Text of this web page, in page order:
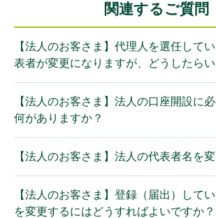
関連するご質問
【法人のお客さま】代理人を選任して
表者が変更になりますが、どうしたら
【法人のお客さま】法人の口座開設に
何がありますか？
【法人のお客さま】法人の代表者名を
【法人のお客さま】登録（届出）して
を変更するにはどうすればよいですか？